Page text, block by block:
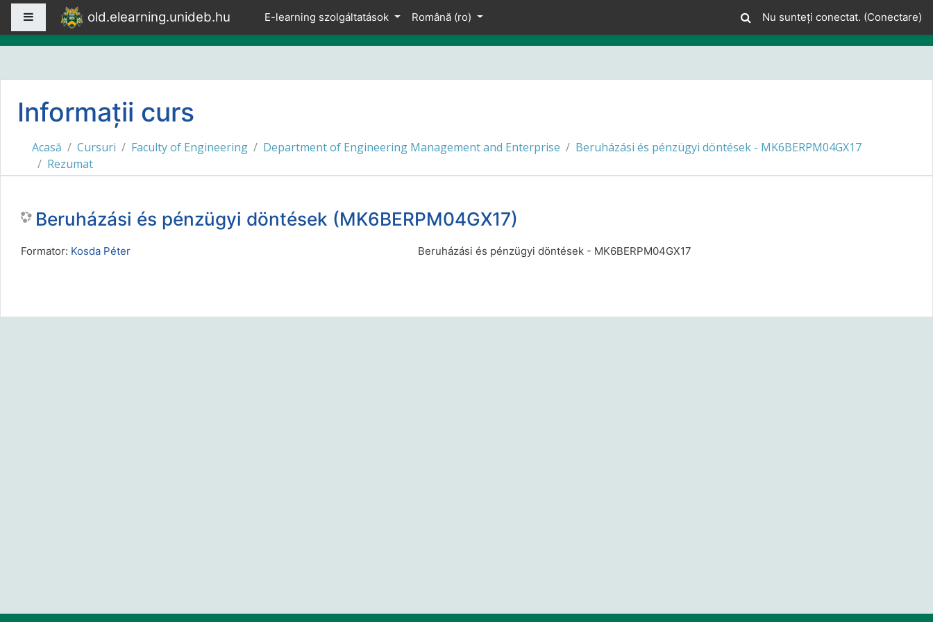
Sari la conţinutul principal
Panou lateralold.elearning.unideb.hu E-learning szolgáltatások Română ‎(ro)‎ Nu sunteți conectat. (Conectare)
Informații curs
Acasă Cursuri Faculty of Engineering Department of Engineering Management and Enterprise
Beruházási és pénzügyi döntések - MK6BERPM04GX17
Rezumat
Beruházási és pénzügyi döntések (MK6BERPM04GX17)
Beruházási és pénzügyi döntések - MK6BERPM04GX17
Formator: Kosda Péter